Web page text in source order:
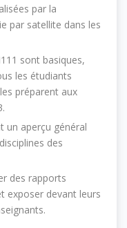
par la
par satellite dans les
sont basiques,
les étudiants
préparent aux
un aperçu général
des
des rapports
exposer devant leurs